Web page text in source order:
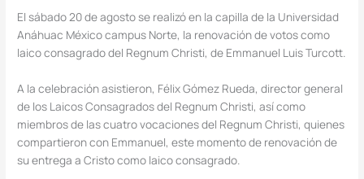
El sábado 20 de agosto se realizó en la capilla de la Universidad
Anáhuac México campus Norte, la renovación de votos como
laico consagrado del Regnum Christi, de Emmanuel Luis Turcott.
A la celebración asistieron, Félix Gómez Rueda, director general
de los Laicos Consagrados del Regnum Christi, así como
miembros de las cuatro vocaciones del Regnum Christi, quienes
compartieron con Emmanuel, este momento de renovación de
su entrega a Cristo como laico consagrado.